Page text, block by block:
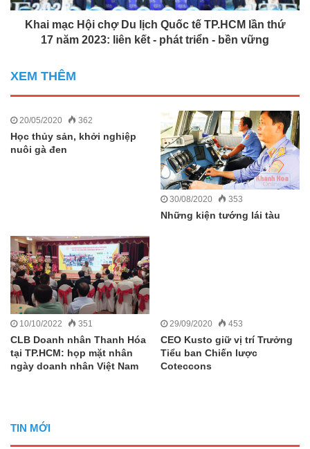
Khai mạc Hội chợ Du lịch Quốc tế TP.HCM lần thứ
17 năm 2023: liên kết - phát triển - bền vững
XEM THÊM
20/05/2020 362
Học thủy sản, khởi nghiệp
nuôi gà đen
30/08/2020 353
Những kiện tướng lái tàu
10/10/2022 351
CLB Doanh nhân Thanh Hóa
tại TP.HCM: họp mặt nhân
ngày doanh nhân Việt Nam
29/09/2020 453
CEO Kusto giữ vị trí Trưởng
Tiểu ban Chiến lược
Coteccons
TIN MỚI